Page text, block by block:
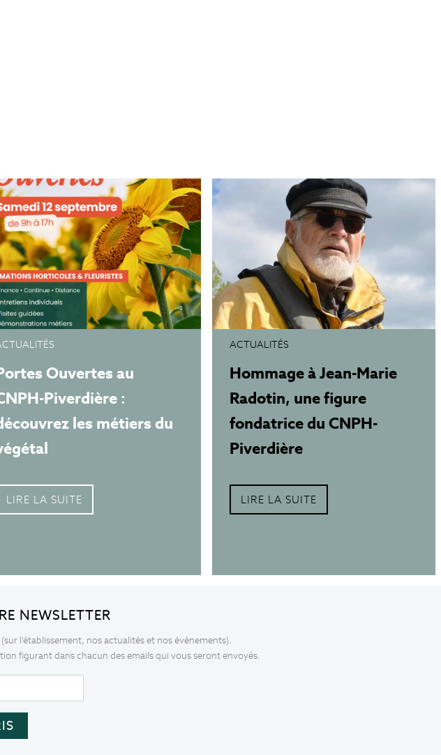
Ouvertes au
Piverdière :
les métiers du
LIRE LA SUITE
ACTUALITÉS
Hommage à Jean-Marie
Radotin, une figure
fondatrice du CNPH-
Piverdière
LIRE LA SUITE
NEWSLETTER
l’établissement, nos actualités et nos événements).
figurant dans chacun des emails qui vous seront envoyés.